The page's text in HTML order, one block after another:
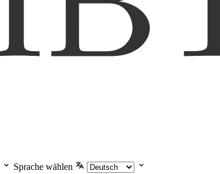
Sprache wählen